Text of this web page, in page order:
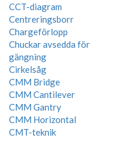
CCT-diagram
Centreringsborr
Chargeförlopp
Chuckar avsedda för
gängning
Cirkelsåg
CMM Bridge
CMM Cantilever
CMM Gantry
CMM Horizontal
CMT-teknik